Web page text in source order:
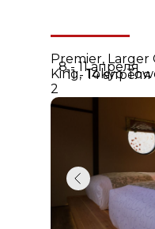
Premier, Larger
King, Tokyo
2
8 - 11 апреля
11 - 14 апреля